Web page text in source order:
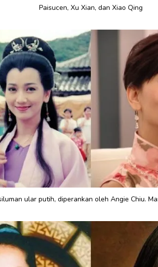
Paisucen, Xu Xian, dan Xiao Qing
ular putih, diperankan oleh Angie Chiu.